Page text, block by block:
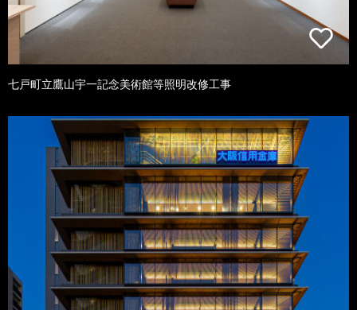
七戸町立鷹山宇一記念美術館等照明改修工事